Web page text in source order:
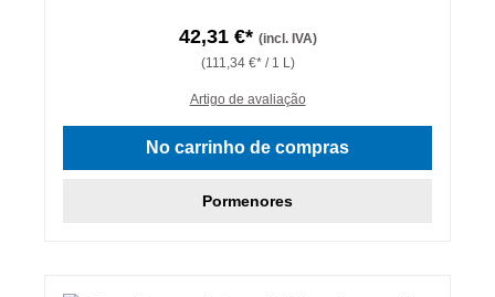
42,31 €* (incl. IVA)
(111,34 €* / 1 L)
Artigo de avaliação
No carrinho de compras
Pormenores